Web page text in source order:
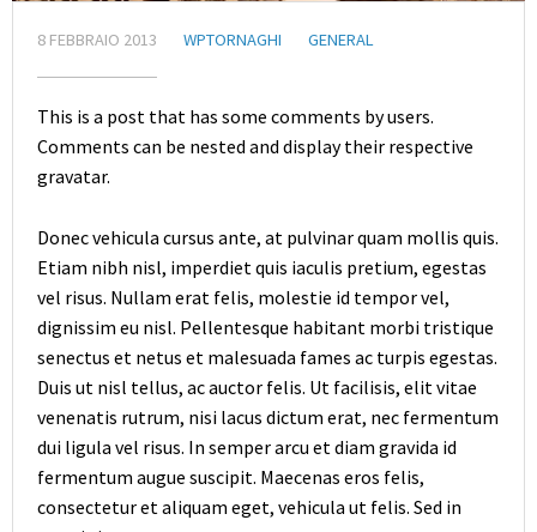
8 FEBBRAIO 2013 WPTORNAGHI GENERAL
This is a post that has some comments by users.
Comments can be nested and display their respective
gravatar.
Donec vehicula cursus ante, at pulvinar quam mollis quis.
Etiam nibh nisl, imperdiet quis iaculis pretium, egestas
vel risus. Nullam erat felis, molestie id tempor vel,
dignissim eu nisl. Pellentesque habitant morbi tristique
senectus et netus et malesuada fames ac turpis egestas.
Duis ut nisl tellus, ac auctor felis. Ut facilisis, elit vitae
venenatis rutrum, nisi lacus dictum erat, nec fermentum
dui ligula vel risus. In semper arcu et diam gravida id
fermentum augue suscipit. Maecenas eros felis,
consectetur et aliquam eget, vehicula ut felis. Sed in